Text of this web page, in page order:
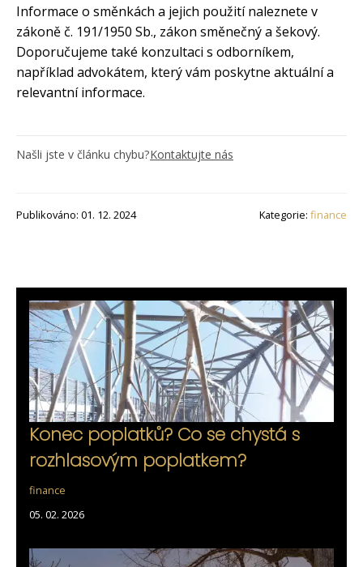
Informace o směnkách a jejich použití naleznete v
zákoně č. 191/1950 Sb., zákon směnečný a šekový.
Doporučujeme také konzultaci s odborníkem,
například advokátem, který vám poskytne aktuální a
relevantní informace.
Našli jste v článku chybu?Kontaktujte nás
Publikováno: 01. 12. 2024 Kategorie: finance
Konec poplatků? Co se chystá s
rozhlasovým poplatkem?
finance
05. 02. 2026